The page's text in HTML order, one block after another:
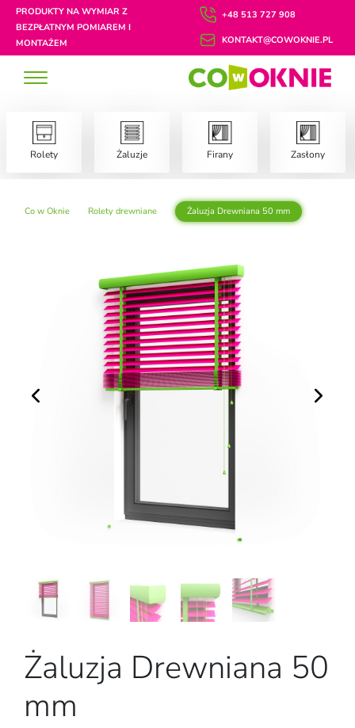
PRODUKTY NA WYMIAR Z
BEZPŁATNYM POMIAREM I
MONTAŻEM
+48 513 727 908
KONTAKT@COWOKNIE.PL
Rolety Żaluzje Firany Zasłony
Co w Oknie Rolety drewniane Żaluzja Drewniana 50 mm
Żaluzja Drewniana 50
mm